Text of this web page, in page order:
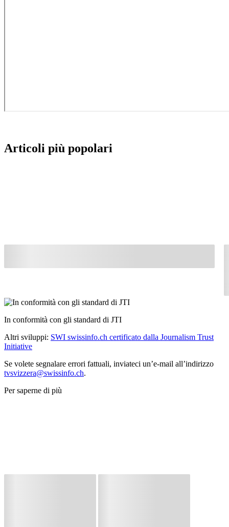
Articoli più popolari
In conformità con gli standard di JTI
Altri sviluppi: SWI swissinfo.ch certificato dalla Journalism Trust
Initiative
Se volete segnalare errori fattuali, inviateci un’e-mail all’indirizzo
tvsvizzera@swissinfo.ch.
Per saperne di più